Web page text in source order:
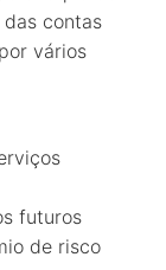
contas
vários
futuros
de risco